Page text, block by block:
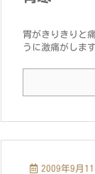
胃がきりきりと
うに激痛がしま
2009年9月11